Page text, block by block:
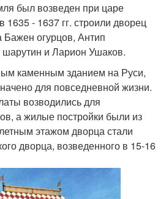
был возведен при царе
- 1637 гг. строили дворец
огурцов, Антип
и Ларион Ушаков.
каменным зданием на Руси,
для повседневной жизни.
возводились для
а жилые постройки были из
этажом дворца стали
дворца, возведенного в 15-16